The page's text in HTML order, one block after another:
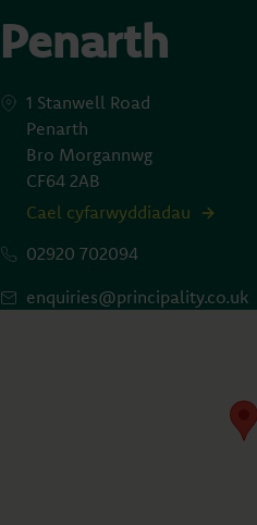
Penarth
1 Stanwell Road
Penarth
Bro Morgannwg
CF64 2AB
Cael cyfarwyddiadau
02920 702094
enquiries@principality.co.uk